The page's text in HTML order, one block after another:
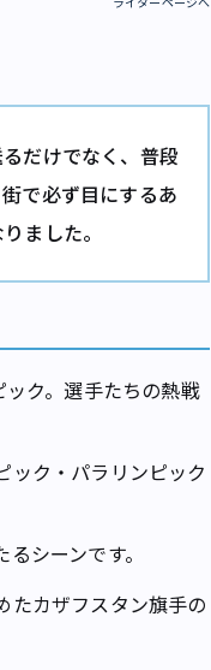
だけでなく、普段
で必ず目にするあ
ました。
ク。選手たちの熱戦
ク・パラリンピック
シーンです。
たカザフスタン旗手の